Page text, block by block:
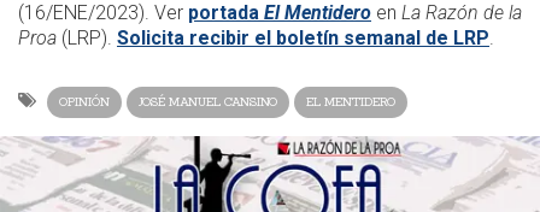
(16/ENE/2023). Ver portada El Mentidero en La Razón de la
Proa (LRP). Solicita recibir el boletín semanal de LRP.​
OPINIÓN JOSÉ MANUEL CANSINO EL MENTIDERO